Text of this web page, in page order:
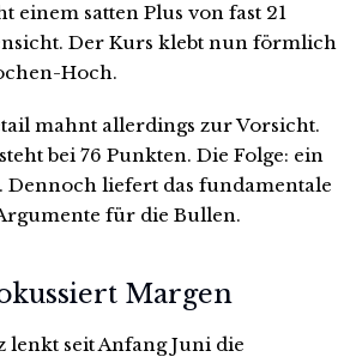
einem satten Plus von fast 21
Der Kurs klebt nun förmlich
Hoch.
mahnt allerdings zur Vorsicht.
bei 76 Punkten. Die Folge: ein
liefert das fundamentale
für die Bullen.
Margen
lenkt seit Anfang Juni die